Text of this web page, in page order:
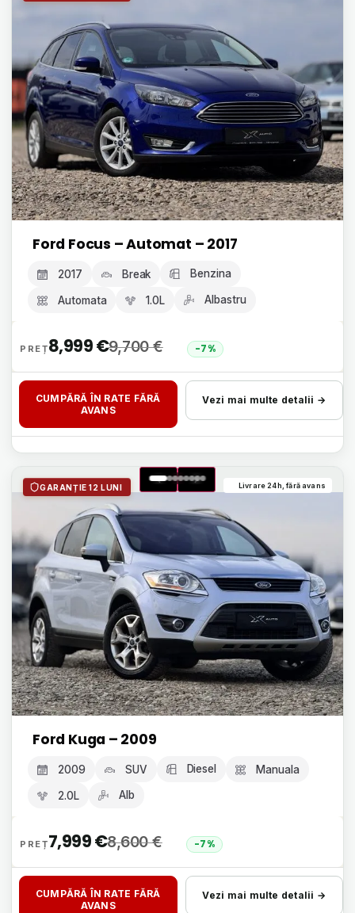
Ford Focus – Automat – 2017
2017 Break Benzina
Automata 1.0L Albastru
9,700€
8,999€ -7%
CUMPĂRĂ ÎN RATE FĂRĂ
AVANS
Vezi mai multe detalii →
GARANȚIE 12 LUNI Livrare 24h, fără avans
Ford Kuga – 2009
2009 SUV Diesel Manuala
2.0L Alb
8,600€
7,999€ -7%
CUMPĂRĂ ÎN RATE FĂRĂ
AVANS
Vezi mai multe detalii →